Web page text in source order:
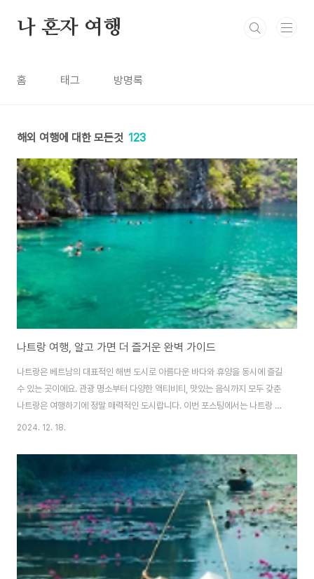
나 혼자 여행
홈 태그 방명록
해외 여행에 대한 모든것 123
나트랑 여행, 알고 가면 더 즐거운 완벽 가이드
나트랑은 베트남의 대표적인 해변 도시로 아름다운 바다와 휴양을 동시에 즐길
수 있는 곳이에요. 관광 명소부터 다양한 액티비티, 맛있는 음식까지 모두 갖춘
나트랑은 여행하기에 정말 매력적인 도시랍니다. 이번 포스팅에서는 나트랑 여
행을 완벽하게 즐길 수 있는 방법을 알려드릴게요!1. 나트랑 여행하기 좋은 시
행하기 가장 좋은 시기가 있어요.여행 최적기: 2월~8월이 시기에는 비가 적고,
날씨가 맑아 해변을 제대로 즐길 수 있어요.우기: 9월~1월우기에는 비가 종종
내리지만 여행이 불가능할 정도는 아니에요.시기 평균 기온 여행 특징2월~4
월25~30℃맑고 쾌적한 날씨, 물놀이 최적기5월~8월30~35℃여름 휴가
철, 바다 액티비티 즐기기..
2024. 12. 18.